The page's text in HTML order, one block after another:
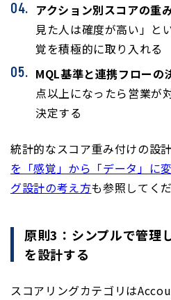
アクション別スコアの重
見た人は確度が高い」と
覚を積極的に取り入れる
MQL基準と連携フローの
点以上になったら営業が
決定する
統計的なスコア重み付けの設
を「感覚」から「データ」に
グ設計の考え方も参照してくだ
原則3：シンプルで管理
を設計する
スコアリングカテゴリは